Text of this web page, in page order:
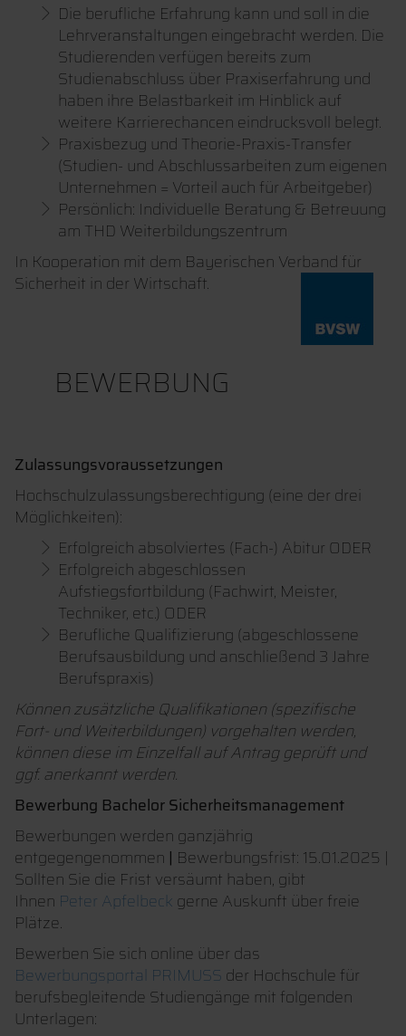
Die berufliche Erfahrung kann und soll in die
Lehrveranstaltungen eingebracht werden. Die
Studierenden verfügen bereits zum
Studienabschluss über Praxiserfahrung und
haben ihre Belastbarkeit im Hinblick auf
weitere Karrierechancen eindrucksvoll belegt.
Praxisbezug und Theorie-Praxis-Transfer
(Studien- und Abschlussarbeiten zum eigenen
Unternehmen = Vorteil auch für Arbeitgeber)
Persönlich: Individuelle Beratung & Betreuung
am THD Weiterbildungszentrum
In Kooperation mit dem Bayerischen Verband für
Sicherheit in der Wirtschaft.
BEWERBUNG
Zulassungsvoraussetzungen
Hochschulzulassungsberechtigung (eine der drei
Möglichkeiten):
Erfolgreich absolviertes (Fach-) Abitur ODER
Erfolgreich abgeschlossen
Aufstiegsfortbildung (Fachwirt, Meister,
Techniker, etc.) ODER
Berufliche Qualifizierung (abgeschlossene
Berufsausbildung und anschließend 3 Jahre
Berufspraxis)
Können zusätzliche Qualifikationen (spezifische
Fort- und Weiterbildungen) vorgehalten werden,
können diese im Einzelfall auf Antrag geprüft und
ggf. anerkannt werden.
Bewerbung Bachelor Sicherheitsmanagement
Bewerbungen werden ganzjährig
entgegengenommen | Bewerbungsfrist: 15.01.2025 |
Sollten Sie die Frist versäumt haben, gibt
Ihnen Peter Apfelbeck gerne Auskunft über freie
Plätze.
Bewerben Sie sich online über das
Bewerbungsportal PRIMUSS der Hochschule für
berufsbegleitende Studiengänge mit folgenden
Unterlagen: